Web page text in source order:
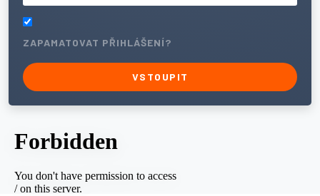
ZAPAMATOVAT PŘIHLÁŠENÍ?
VSTOUPIT